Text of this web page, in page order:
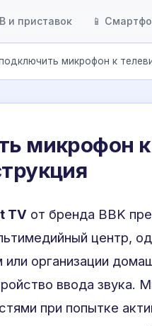
и приставок 📱
микрофон к
микрофон к
TV от бренда BBK
центр,
организации
ввода звука.
при попытке